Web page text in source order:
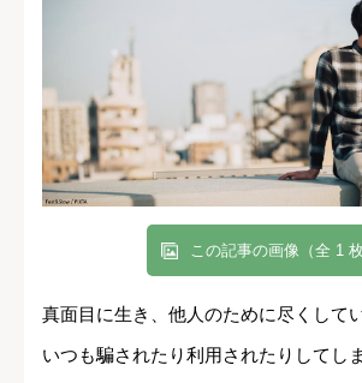
この記事の画像（全 1 枚
真面目に生き、他人のために尽くして
いつも騙されたり利用されたりしてしま